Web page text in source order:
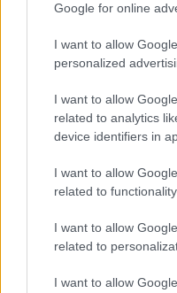
Google for online
I want to allow
personalized
I want to allow
related to analytics
device identifiers in
I want to allow
related to
I want to allow
related to
I want to allow
Kapcsolódó
SIR ALEX